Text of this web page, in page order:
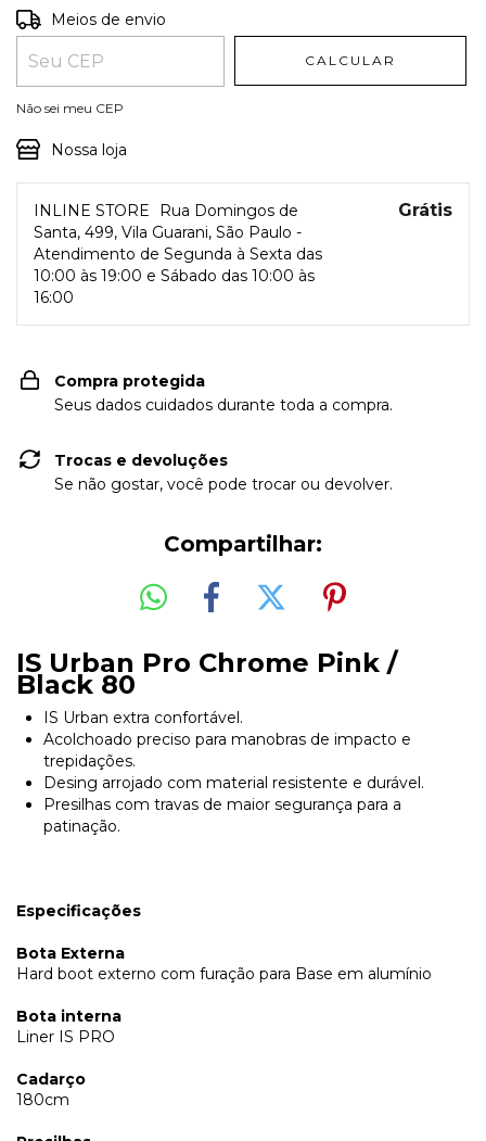
Entregas para o CEP:
Meios de envio
CALCULAR
Não sei meu CEP
Nossa loja
INLINE STORE
Rua Domingos de
Santa, 499, Vila Guarani, São Paulo -
Atendimento de Segunda à Sexta das
10:00 às 19:00 e Sábado das 10:00 às
16:00
Grátis
Compra protegida
Seus dados cuidados durante toda a compra.
Trocas e devoluções
Se não gostar, você pode trocar ou devolver.
Compartilhar:
IS Urban Pro Chrome Pink /
Black 80
IS Urban extra confortável.
Acolchoado preciso para manobras de impacto e
trepidações.
Desing arrojado com material resistente e durável.
Presilhas com travas de maior segurança para a
patinação.
Especificações
Bota Externa
Hard boot externo com furação para Base em alumínio
Bota interna
Liner IS PRO
Cadarço
180cm